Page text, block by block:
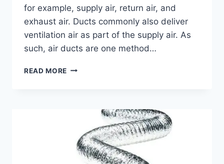
for example, supply air, return air, and
exhaust air. Ducts commonly also deliver
ventilation air as part of the supply air. As
such, air ducts are one method…
READ MORE